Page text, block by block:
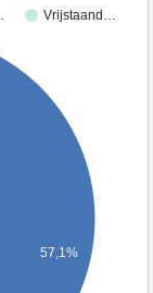
Vrijstaand…
57,1%